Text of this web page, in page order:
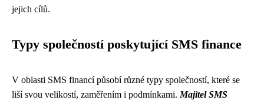
jejich cílů.
Typy společností poskytující SMS finance
V oblasti SMS financí působí různé typy společností, které se
liší svou velikostí, zaměřením i podmínkami. Majitel SMS